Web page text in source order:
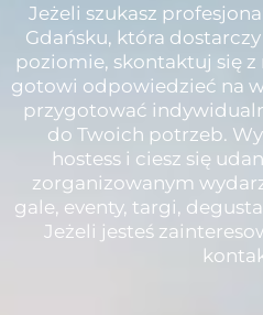
Jeżeli szukasz
Gdańsku, która
poziomie, skontaktuj się z
gotowi odpowiedzieć na
przygotować
do Twoich potrzeb.
hostess i ciesz się
zorganizowanym
gale, eventy, targi,
Jeżeli jesteś